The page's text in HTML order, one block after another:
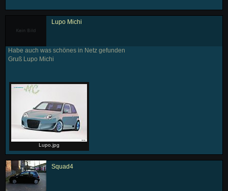
Lupo Michi
Habe auch was schönes in Netz gefunden
Gruß Lupo Michi
Lupo.jpg
Squad4